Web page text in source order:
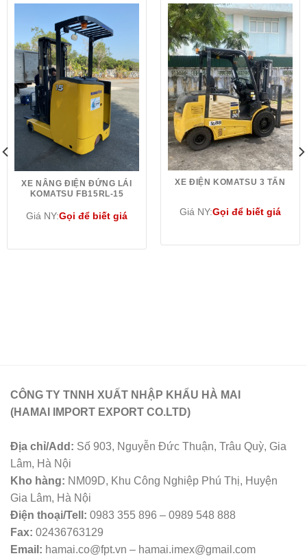
XE NÂNG ĐIỆN ĐỨNG LÁI
KOMATSU FB15RL-15
Giá NY:Gọi để biết giá
XE ĐIỆN KOMATSU 3 TẤN
Giá NY:Gọi để biết giá
CÔNG TY TNNH XUẤT NHẬP KHẨU HÀ MAI
(HAMAI IMPORT EXPORT CO.LTD)
Địa chỉ/Add: Số 903, Nguyễn Đức Thuận, Trâu Quỳ, Gia
Lâm, Hà Nội
Kho hàng: NM09D, Khu Công Nghiệp Phú Thị, Huyện
Gia Lâm, Hà Nội
Điện thoại/Tell: 0983 355 896 – 0989 548 888
Fax: 02436763129
Email: hamai.co@fpt.vn – hamai.imex@gmail.com